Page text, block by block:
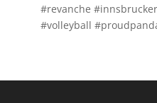
#revanche
#volleyball